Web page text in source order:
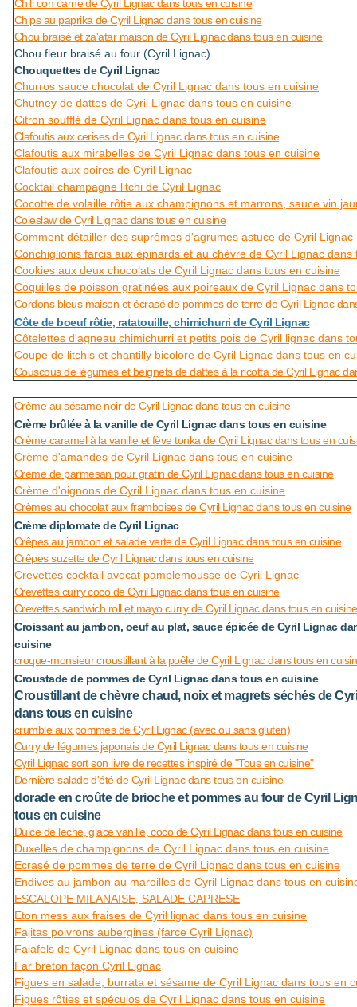
Chili con carne de Cyril Lignac dans tous en cuisine
Chips au paprika de Cyril Lignac dans tous en cuisine
Chou braisé et za'atar maison de Cyril Lignac dans tous en cuisine
Chou fleur braisé au four (Cyril Lignac)
Chouquettes de Cyril Lignac
Churros sauce chocolat de Cyril Lignac dans tous en cuisine
Chutney de dattes de Cyril Lignac dans tous en cuisine
Citron soufflé de Cyril Lignac dans tous en cuisine
Clafoutis aux cerises de Cyril Lignac dans tous en cuisine
Clafoutis aux mirabelles de Cyril Lignac dans tous en cuisine
Clafoutis aux poires de Cyril Lignac
Cocktail champagne litchi de Cyril Lignac
Cocotte de volaille rôtie aux champignons et marrons, sauce vin
Coleslaw de Cyril Lignac dans tous en cuisine
Comment détailler des suprêmes d'agrumes astuce de Cyril Lignac
Conchiglionis farcis aux épinards et au chèvre de Cyril Lignac dans
Cookies aux deux chocolats de Cyril Lignac dans tous en cuisine
Coquilles de poisson gratinées aux poireaux de Cyril Lignac dans
Cordons bleus maison et écrasé de pommes de terre de Cyril Lignac
Côte de boeuf rôtie, ratatouille, chimichurri de Cyril Lignac
Côtelettes d'agneau chimichurri et petits pois de Cyril lignac dans
Coupe de litchis et chantilly bicolore de Cyril Lignac dans tous en
Couscous de légumes et beignets de dattes à la ricotta de Cyril Lignac
Crème au sésame noir de Cyril Lignac dans tous en cuisine
Crème brûlée à la vanille de Cyril Lignac dans tous en cuisine
Crème caramel à la vanille et fève tonka de Cyril Lignac dans tous en
Crème d'amandes de Cyril Lignac dans tous en cuisine
Crème de parmesan pour gratin de Cyril Lignac dans tous en cuisine
Crème d'oignons de Cyril Lignac dans tous en cuisine
Crèmes au chocolat aux framboises de Cyril Lignac dans tous en cuisine
Crème diplomate de Cyril Lignac
Crêpes au jambon et salade verte de Cyril Lignac dans tous en cuisine
Crêpes suzette de Cyril Lignac dans tous en cuisine
Crevettes cocktail avocat pamplemousse de Cyril Lignac
Crevettes curry coco de Cyril Lignac dans tous en cuisine
Crevettes sandwich roll et mayo curry de Cyril Lignac dans tous en cuisine
Croissant au jambon, oeuf au plat, sauce épicée de Cyril Lignac
cuisine
croque-monsieur croustillant à la poêle de Cyril Lignac dans tous en
Croustade de pommes de Cyril Lignac dans tous en cuisine
Croustillant de chèvre chaud, noix et magrets séchés de
dans tous en cuisine
crumble aux pommes de Cyril Lignac (avec ou sans gluten)
Curry de légumes japonais de Cyril Lignac dans tous en cuisine
Cyril Lignac sort son livre de recettes inspiré de "Tous en cuisine"
Dernière salade d'été de Cyril Lignac dans tous en cuisine
dorade en croûte de brioche et pommes au four de Cyril
tous en cuisine
Dulce de leche, glace vanille, coco de Cyril Lignac dans tous en cuisine
Duxelles de champignons de Cyril Lignac dans tous en cuisine
Ecrasé de pommes de terre de Cyril Lignac dans tous en cuisine
Endives au jambon au maroilles de Cyril Lignac dans tous en
ESCALOPE MILANAISE, SALADE CAPRESE
Eton mess aux fraises de Cyril lignac dans tous en cuisine
Fajitas poivrons aubergines (farce Cyril Lignac)
Falafels de Cyril Lignac dans tous en cuisine
Far breton façon Cyril Lignac
Figues en salade, burrata et sésame de Cyril Lignac dans tous en
Figues rôties et spéculos de Cyril Lignac dans tous en cuisine